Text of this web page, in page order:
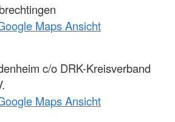
Maps Ansicht
c/o DRK-Kreisverband
Maps Ansicht